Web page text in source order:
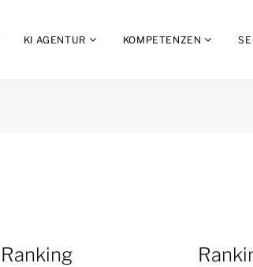
KI AGENTUR KOMPETENZEN
Ranking